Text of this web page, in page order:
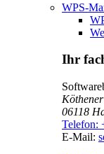
WPS-
Ihr
06118
Telefon:
E-Mail: